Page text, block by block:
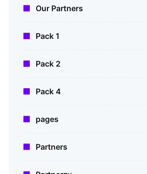
Our Partners
Pack 1
Pack 2
Pack 4
pages
Partners